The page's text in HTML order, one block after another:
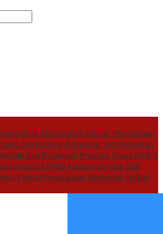
Hak Masyarakat Sekitar Perusahaan
dan Budaya di Kampar Jadi Kekuatan
dari Biodiesel, Prestasi Siswa MAN 5
Komisi II DPRD Kampar Dorong SEB
IV Minta Perusahaan Berbenah Terkait